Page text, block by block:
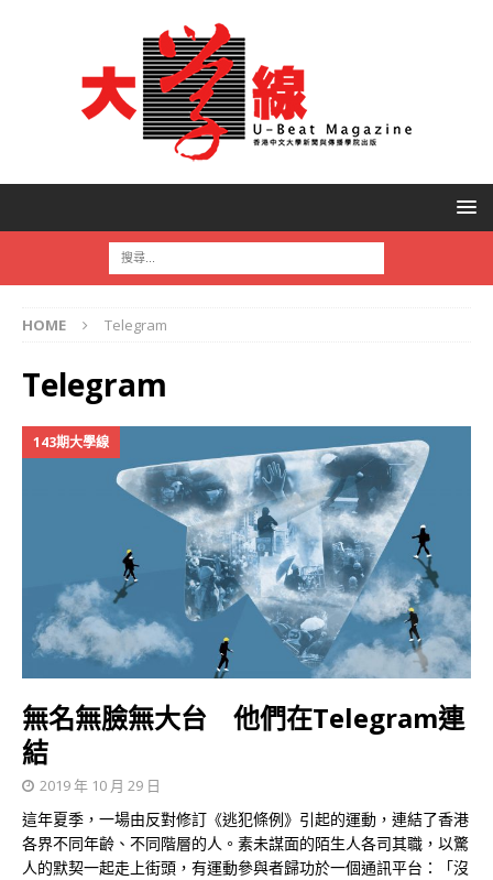
HOME Telegram
Telegram
143期大學線
無名無臉無大台 他們在Telegram連
結
2019 年 10 月 29 日
這年夏季，一場由反對修訂《逃犯條例》引起的運動，連結了香港
各界不同年齡、不同階層的人。素未謀面的陌生人各司其職，以驚
人的默契一起走上街頭，有運動參與者歸功於一個通訊平台：「沒